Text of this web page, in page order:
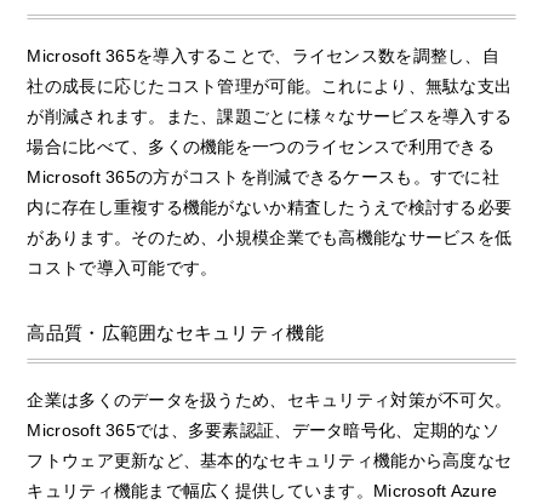
Microsoft 365を導入することで、ライセンス数を調整し、自
社の成長に応じたコスト管理が可能。これにより、無駄な支出
が削減されます。また、課題ごとに様々なサービスを導入する
場合に比べて、多くの機能を一つのライセンスで利用できる
Microsoft 365の方がコストを削減できるケースも。すでに社
内に存在し重複する機能がないか精査したうえで検討する必要
があります。そのため、小規模企業でも高機能なサービスを低
コストで導入可能です。
高品質・広範囲なセキュリティ機能
企業は多くのデータを扱うため、セキュリティ対策が不可欠。
Microsoft 365では、多要素認証、データ暗号化、定期的なソ
フトウェア更新など、基本的なセキュリティ機能から高度なセ
キュリティ機能まで幅広く提供しています。Microsoft Azure